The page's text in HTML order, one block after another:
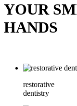
YOUR
HANDS
restorative
dentistry